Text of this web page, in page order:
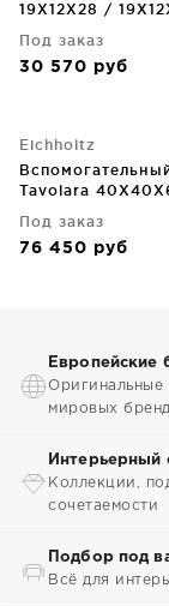
19X12X28 /
Под заказ
30 570 руб
Eichholtz
Tavolara
Под заказ
76 450 руб
Европейские
Оригинальные
мировых
Интерьерный
Коллекции,
сочетаемости
Подбор под
Всё для